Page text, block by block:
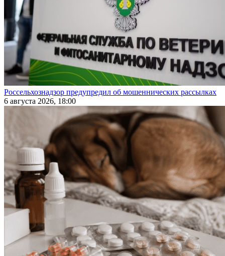
Россельхознадзор предупредил об мошеннических рассылках
6 августа 2026, 18:00